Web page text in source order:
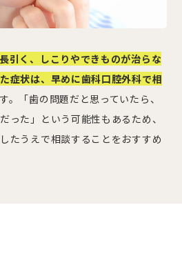
引く、しこりやできものが治らな
症状は、早めに歯科口腔外科で相
。「歯の問題だと思っていたら、
った」という可能性もあるため、
たうえで相談することをおすすめ